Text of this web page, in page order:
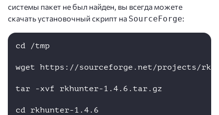
системы пакет не был найден, вы всегда можете
скачать установочный скрипт на SourceForge:
cd /tmp
wget https://sourceforge.net/projects/
tar -xvf rkhunter-1.4.6.tar.gz
cd rkhunter-1.4.6